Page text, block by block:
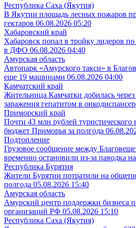
Республика Саха (Якутия)
В Якутии площадь лесных пожаров
гектаров 06.08.2026 05:20
Хабаровский край
Хабаровск попал в тройку лидеров
в ДФО 06.08.2026 04:40
Амурская область
Автопарк «Амурского такси» в
еще 19 машинами 06.08.2026 04:00
Камчатский край
Жительница Камчатки добилась
заражения гепатитом в
Приморский край
Почти 43 млн рублей туристического
бюджет Приморья за полгода
Подтопление
Грузовое сообщение между
временно остановили из-за паводка
Республика Бурятия
Жители Бурятии потратили на
полгода 05.08.2026 15:40
Амурская область
Амурский центр поддержки бизнеса
организаций РФ 05.08.2026 15:10
Республика Саха (Якутия)